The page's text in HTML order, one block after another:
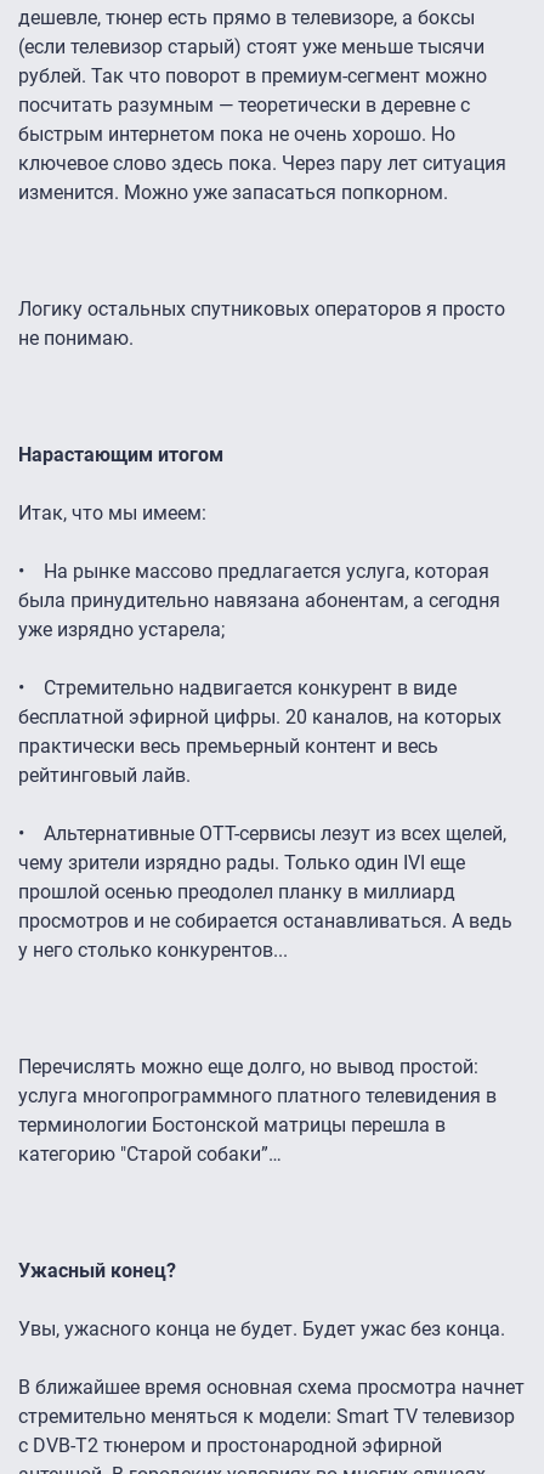
дешевле, тюнер есть прямо в телевизоре, а боксы
(если телевизор старый) стоят уже меньше тысячи
рублей. Так что поворот в премиум-сегмент можно
посчитать разумным — теоретически в деревне с
быстрым интернетом пока не очень хорошо. Но
ключевое слово здесь пока. Через пару лет ситуация
изменится. Можно уже запасаться попкорном.
Логику остальных спутниковых операторов я просто
не понимаю.
Нарастающим итогом
Итак, что мы имеем:
• На рынке массово предлагается услуга, которая
была принудительно навязана абонентам, а сегодня
уже изрядно устарела;
• Стремительно надвигается конкурент в виде
бесплатной эфирной цифры. 20 каналов, на которых
практически весь премьерный контент и весь
рейтинговый лайв.
• Альтернативные ОТТ-сервисы лезут из всех щелей,
чему зрители изрядно рады. Только один IVI еще
прошлой осенью преодолел планку в миллиард
просмотров и не собирается останавливаться. А ведь
у него столько конкурентов...
Перечислять можно еще долго, но вывод простой:
услуга многопрограммного платного телевидения в
терминологии Бостонской матрицы перешла в
категорию "Старой собаки”…
Ужасный конец?
Увы, ужасного конца не будет. Будет ужас без конца.
В ближайшее время основная схема просмотра начнет
стремительно меняться к модели: Smart TV телевизор
с DVB-T2 тюнером и простонародной эфирной